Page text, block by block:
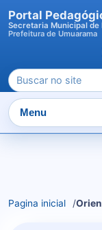
conteudo
Portal
Secretaria Municipal de
Prefeitura de Umuarama
Pesquisar
por:
Menu
Pagina inicial